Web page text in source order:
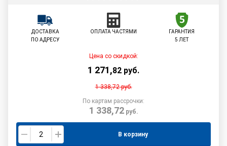
ДОСТАВКА
ПО АДРЕСУ
ОПЛАТА ЧАСТЯМИ
ГАРАНТИЯ
5 ЛЕТ
Цена со скидкой:
1 271,82 руб.
1 338,72руб.
По картам рассрочки:
1 338,72руб.
В корзину